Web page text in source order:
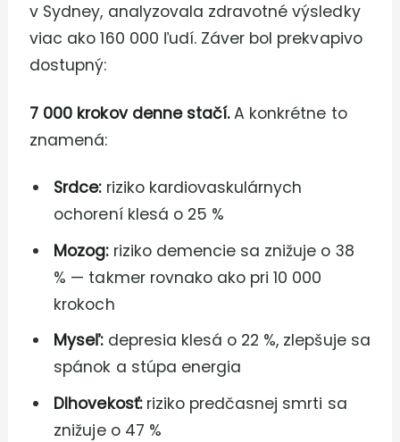
v Sydney, analyzovala zdravotné výsledky
viac ako 160 000 ľudí. Záver bol prekvapivo
dostupný:
7 000 krokov denne stačí.A konkrétne to
znamená:
Srdce:riziko kardiovaskulárnych
ochorení klesá o 25 %
Mozog:riziko demencie sa znižuje o 38
% — takmer rovnako ako pri 10 000
krokoch
Myseľ:depresia klesá o 22 %, zlepšuje sa
spánok a stúpa energia
Dlhovekosť:riziko predčasnej smrti sa
znižuje o 47 %